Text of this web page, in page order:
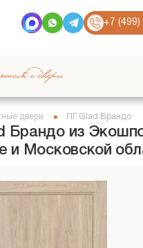
+7
с двери
двери ПГ Glad Брандо
Брандо из
и Московской